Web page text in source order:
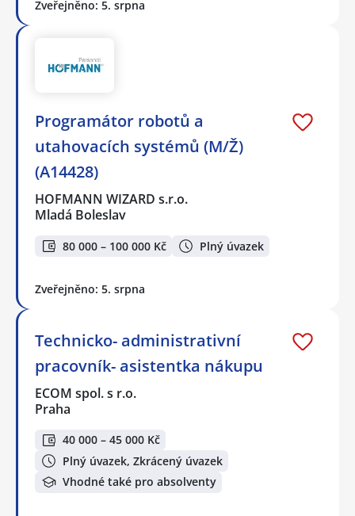
Zveřejněno: 5. srpna
Programátor robotů a
utahovacích systémů (M/Ž)
(A14428)
HOFMANN WIZARD s.r.o.
Mladá Boleslav
80 000 – 100 000 Kč Plný úvazek
Zveřejněno: 5. srpna
Technicko- administrativní
pracovník- asistentka nákupu
ECOM spol. s r.o.
Praha
40 000 – 45 000 Kč
Plný úvazek, Zkrácený úvazek
Vhodné také pro absolventy